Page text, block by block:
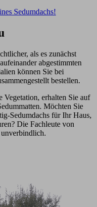
Sedumdachs!
als es zunächst
abgestimmten
können Sie bei
bestellen.
erhalten Sie auf
Möchten Sie
Sedumdachs für Ihr Haus,
Die Fachleute von